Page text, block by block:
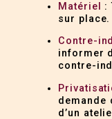
Matériel
:
sur place.
Contre-
informer
contre-
demande
d’un